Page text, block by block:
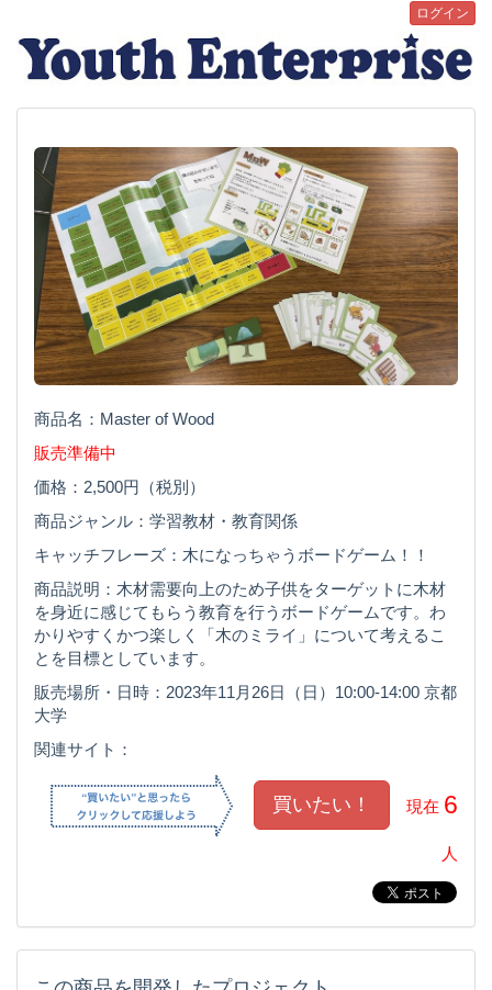
ログイン
商品名：Master of Wood
販売準備中
価格：2,500円（税別）
商品ジャンル：学習教材・教育関係
キャッチフレーズ：木になっちゃうボードゲーム！！
商品説明：木材需要向上のため子供をターゲットに木材
を身近に感じてもらう教育を行うボードゲームです。わ
かりやすくかつ楽しく「木のミライ」について考えるこ
とを目標としています。
販売場所・日時：2023年11月26日（日）10:00-14:00 京都
大学
関連サイト：
現在 6
人